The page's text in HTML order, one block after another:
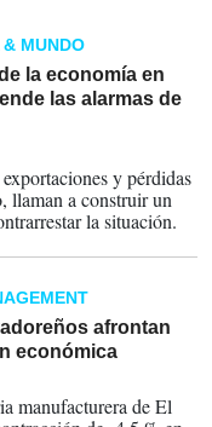
MUNDO
la economía en
las alarmas de
y pérdidas
llaman a construir un
la situación.
afrontan
económica
manufacturera de El